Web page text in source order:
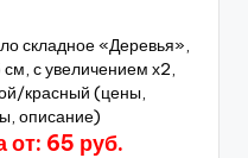
складное «Деревья»,
с увеличением х2,
красный (цены,
описание)
от: 65 руб.